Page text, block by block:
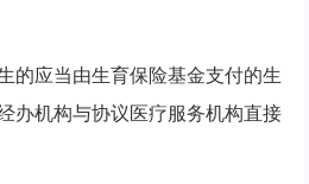
应当由生育保险基金支付的生
办机构与协议医疗服务机构直接